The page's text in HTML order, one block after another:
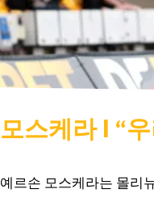
모스케라 | “
예르손 모스케라는 몰리